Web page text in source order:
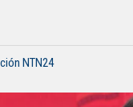
NTN24